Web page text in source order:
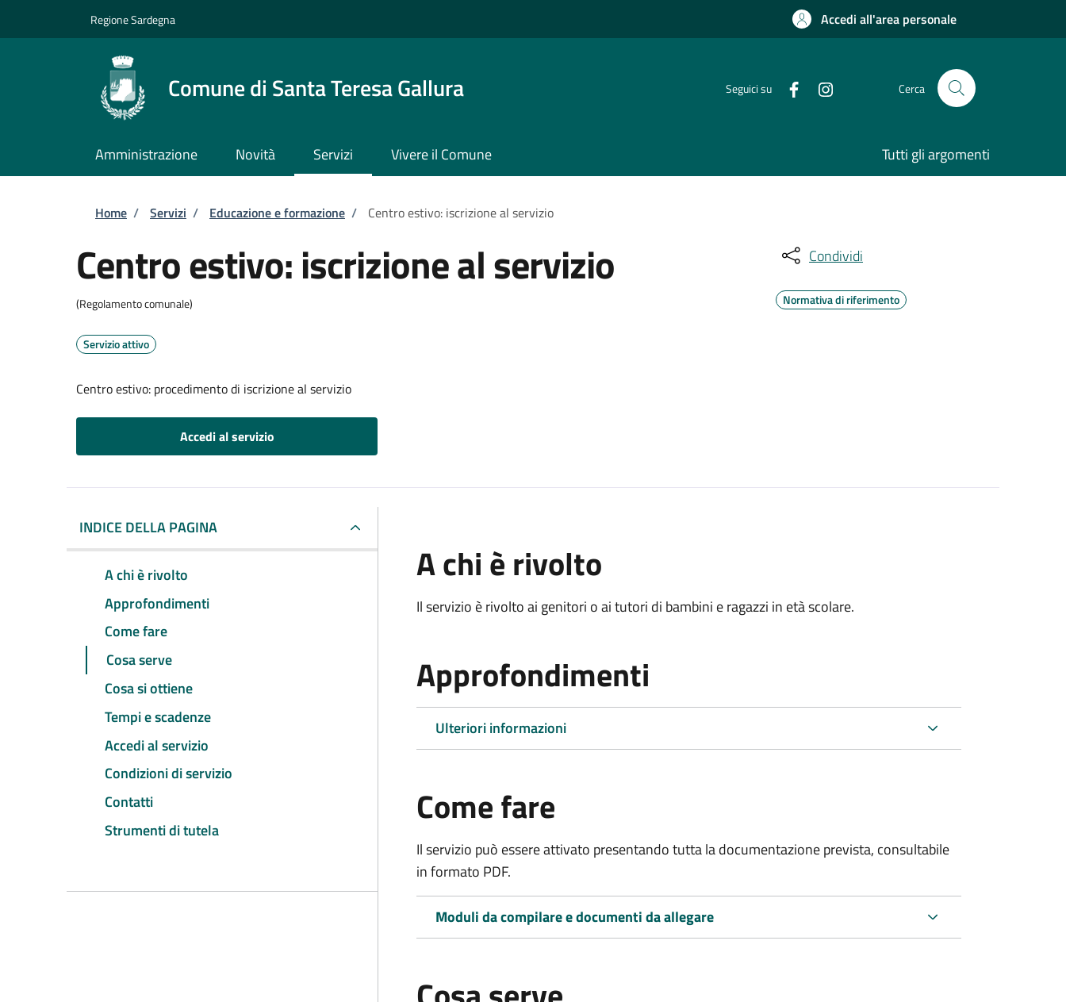
Regione Sardegna Accedi all'area personale
Comune di Santa Teresa Gallura Seguici su Cerca
Amministrazione Novità Servizi Vivere il Comune Tutti gli argomenti
Briciole di pane
Home / Servizi / Educazione e formazione / Centro estivo: iscrizione al servizio
Centro estivo: iscrizione al servizio
(Regolamento comunale)
Servizio attivo
Centro estivo: procedimento di iscrizione al servizio
Accedi al servizio
Condividi
Normativa di riferimento
INDICE DELLA PAGINA
A chi è rivolto
Approfondimenti
Come fare
Cosa serve
Cosa si ottiene
Tempi e scadenze
Accedi al servizio
Condizioni di servizio
Contatti
Strumenti di tutela
A chi è rivolto
Il servizio è rivolto ai genitori o ai tutori di bambini e ragazzi in età scolare.
Approfondimenti
Ulteriori informazioni
Come fare
Il servizio può essere attivato presentando tutta la documentazione prevista, consultabile
in formato PDF.
Moduli da compilare e documenti da allegare